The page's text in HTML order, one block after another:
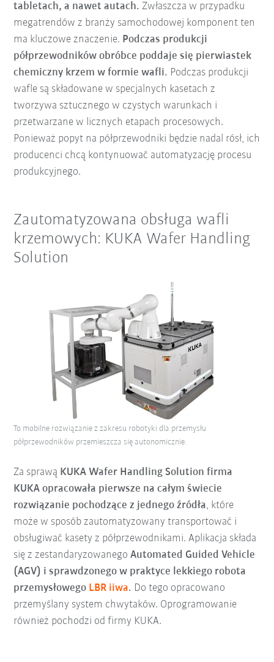
tabletach, a nawet autach. Zwłaszcza w przypadku
megatrendów z branży samochodowej komponent ten
ma kluczowe znaczenie. Podczas produkcji
półprzewodników obróbce poddaje się pierwiastek
chemiczny krzem w formie wafli. Podczas produkcji
wafle są składowane w specjalnych kasetach z
tworzywa sztucznego w czystych warunkach i
przetwarzane w licznych etapach procesowych.
Ponieważ popyt na półprzewodniki będzie nadal rósł, ich
producenci chcą kontynuować automatyzację procesu
produkcyjnego.
Zautomatyzowana obsługa wafli
krzemowych: KUKA Wafer Handling
Solution
Za sprawą KUKA Wafer Handling Solution firma
KUKA opracowała pierwsze na całym świecie
rozwiązanie pochodzące z jednego źródła, które
może w sposób zautomatyzowany transportować i
obsługiwać kasety z półprzewodnikami. Aplikacja składa
się z zestandaryzowanegoAutomated Guided Vehicle
(AGV) i sprawdzonego w praktyce lekkiego robota
przemysłowego LBR iiwa. Do tego opracowano
przemyślany system chwytaków. Oprogramowanie
również pochodzi od firmy KUKA.
To mobilne rozwiązanie z zakresu robotyki dla przemysłu
półprzewodników przemieszcza się autonomicznie.